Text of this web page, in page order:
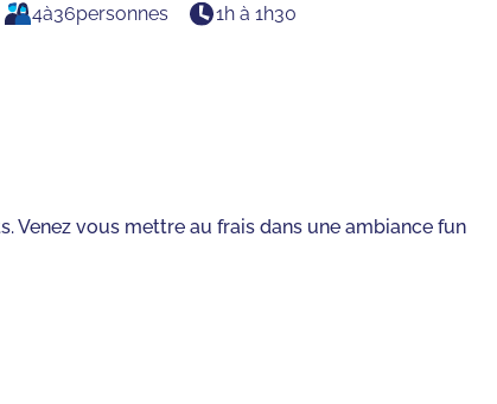
4à36personnes 1h à 1h30
Venez vous mettre au frais dans une ambiance fun